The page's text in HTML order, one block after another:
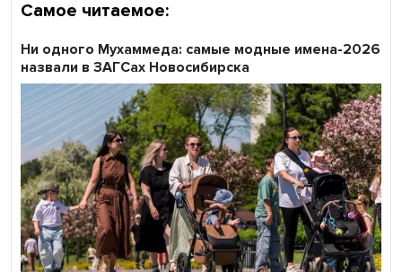
Самое читаемое:
Ни одного Мухаммеда: самые модные имена-2026
назвали в ЗАГСах Новосибирска